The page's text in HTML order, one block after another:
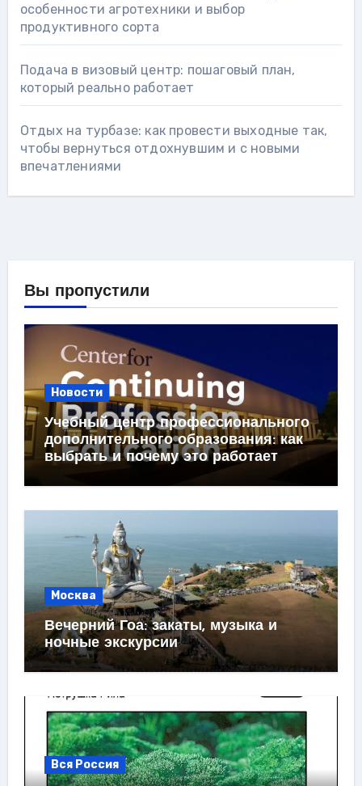
особенности агротехники и выбор
продуктивного сорта
Подача в визовый центр: пошаговый план,
который реально работает
Отдых на турбазе: как провести выходные так,
чтобы вернуться отдохнувшим и с новыми
впечатлениями
Вы пропустили
Новости
Учебный центр профессионального
дополнительного образования: как
выбрать и почему это работает
Москва
Вечерний Гоа: закаты, музыка и
ночные экскурсии
Вся Россия